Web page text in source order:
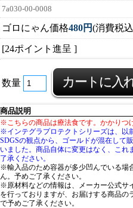
7a030-00-0008
ゴロにゃん価格480円(消費税
[24ポイント進呈 ]
数量
商品説明
※こちらの商品は療法食です。かかりつ
※インテグラプロテクトシリーズは、以
SDGSの観点から、ゴールドが混在して
いました。商品自体に変更はなく、こ
了承ください。
※輸入品のため容器が多少凹んでいる場
ん。予めご了承ください。
※原材料などの情報は、メーカー公式サ
を行っておりますが、お届けする商品
で予めご了承ください。